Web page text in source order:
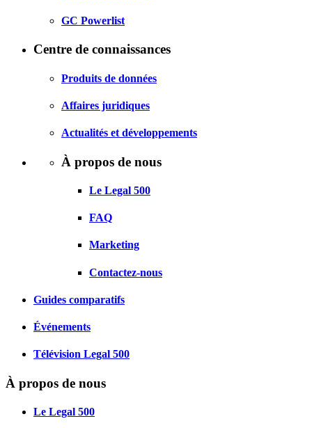
GC Powerlist
Centre de connaissances
Produits de données
Affaires juridiques
Actualités et développements
À propos de nous
Le Legal 500
FAQ
Marketing
Contactez-nous
Guides comparatifs
Événements
Télévision Legal 500
À propos de nous
Le Legal 500